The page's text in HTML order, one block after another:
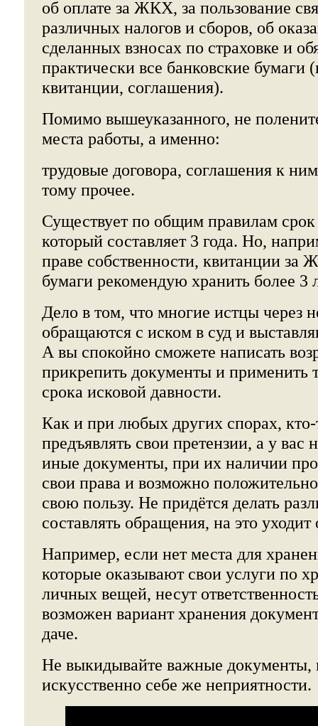
об оплате за ЖКХ, за пользование
различных налогов и сборов, об
сделанных взносах по страховке и
практически все банковские бумаги
квитанции, соглашения).
Помимо вышеуказанного, не
места работы, а именно:
трудовые договора, соглашения к
тому прочее.
Существует по общим правилам срок
который составляет 3 года. Но,
праве собственности, квитанции за
бумаги рекомендую хранить более 3
Дело в том, что многие истцы через
обращаются с иском в суд и
А вы спокойно сможете написать
прикрепить документы и применить
срока исковой давности.
Как и при любых других спорах, кто-
предъявлять свои претензии, а у вас
иные документы, при их наличии
свои права и возможно
свою пользу. Не придётся делать
составлять обращения, на это
Например, если нет места для
которые оказывают свои услуги по
личных вещей, несут
возможен вариант хранения
даче.
Не выкидывайте важные документы,
искусственно себе же неприятности.